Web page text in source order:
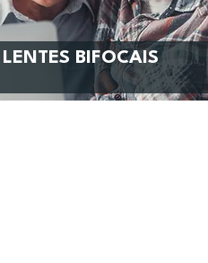
LENTES BIFOCAIS